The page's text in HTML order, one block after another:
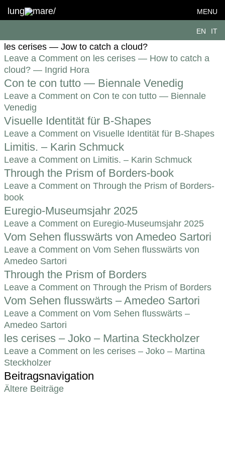
lung mare/ MENU
EN IT
Format:Editorial
les cerises — How to catch a cloud? —
les cerises — Jow to catch a cloud?
Leave a Commenton les cerises — How to catch a
cloud? — Ingrid Hora
Con te con tutto — Biennale Venedig
Leave a Commenton Con te con tutto — Biennale
Venedig
Visuelle Identität für B-Shapes
Leave a Commenton Visuelle Identität für B-Shapes
Limitis. – Karin Schmuck
Leave a Commenton Limitis. – Karin Schmuck
Through the Prism of Borders-book
Leave a Commenton Through the Prism of Borders-
book
Euregio-Museumsjahr 2025
Leave a Commenton Euregio-Museumsjahr 2025
Vom Sehen flusswärts von Amedeo Sartori
Leave a Commenton Vom Sehen flusswärts von
Amedeo Sartori
Through the Prism of Borders
Leave a Commenton Through the Prism of Borders
Vom Sehen flusswärts – Amedeo Sartori
Leave a Commenton Vom Sehen flusswärts –
Amedeo Sartori
les cerises – Joko – Martina Steckholzer
Leave a Commenton les cerises – Joko – Martina
Steckholzer
Beitragsnavigation
Ältere Beiträge